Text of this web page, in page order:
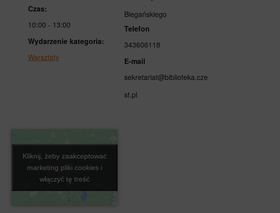
Czas:
10:00 - 13:00
Wydarzenie kategoria:
Warsztaty
Biegańskiego
Telefon
343606118
E-mail
sekretariat@biblioteka.cze
st.pl
Kliknij, żeby zaakceptować
marketing pliki cookies i
włączyć tę treść
Kliknij, żeby zaakceptować
marketing pliki cookies i
włączyć tę treść